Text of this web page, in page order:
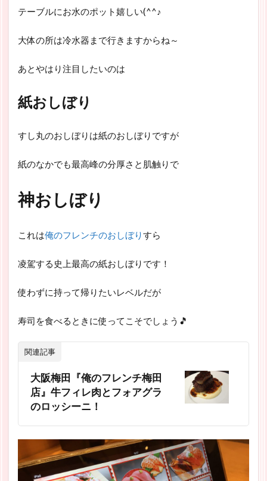
テーブルにお水のポット嬉しい(^^♪
大体の所は冷水器まで行きますからね～
あとやはり注目したいのは
紙おしぼり
すし丸のおしぼりは紙のおしぼりですが
紙のなかでも最高峰の分厚さと肌触りで
神おしぼり
これは俺のフレンチのおしぼりすら
凌駕する史上最高の紙おしぼりです！
使わずに持って帰りたいレベルだが
寿司を食べるときに使ってこそでしょう🎵
関連記事
大阪梅田『俺のフレンチ梅田
店』牛フィレ肉とフォアグラ
のロッシーニ！